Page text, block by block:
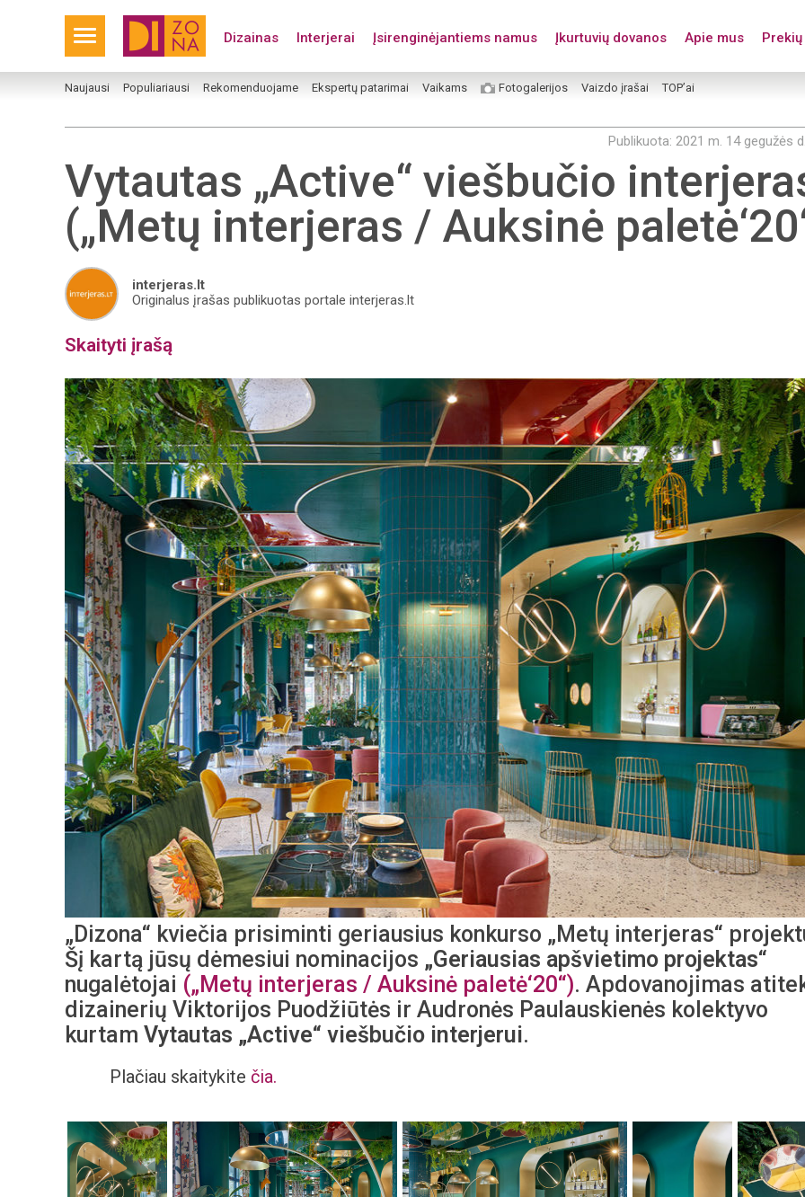
Dizainas Interjerai Įsirenginėjantiems namus Įkurtuvių dovanos Apie mus
Naujausi Populiariausi Rekomenduojame Ekspertų patarimai Vaikams Fotogalerijos Vaizdo įrašai TOP’ai
Publikuota: 2021 m. 14 gegužės
Vytautas „Active“ viešbučio
(„Metų interjeras / Auksinė
interjeras.lt
Originalus įrašas publikuotas portale interjeras.lt
Skaityti įrašą
„Dizona“ kviečia prisiminti geriausius konkurso „Metų interjeras“
Šį kartą jūsų dėmesiui nominacijos „Geriausias apšvietimo projektas“
nugalėtojai („Metų interjeras / Auksinė paletė‘20“). Apdovanojimas
dizainerių Viktorijos Puodžiūtės ir Audronės Paulauskienės kolektyvo
kurtam Vytautas „Active“ viešbučio interjerui.
Plačiau skaitykite čia.